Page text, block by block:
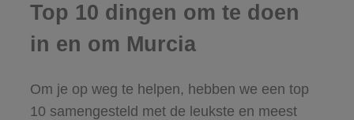
Top 10 dingen om te doen
in en om Murcia
Om je op weg te helpen, hebben we een top
10 samengesteld met de leukste en meest